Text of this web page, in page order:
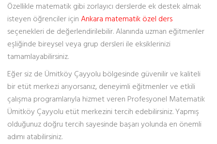
Özellikle matematik gibi zorlayıcı derslerde ek destek almak
isteyen öğrenciler içinAnkara matematik özel ders
seçenekleri de değerlendirilebilir. Alanında uzman eğitmenler
eşliğinde bireysel veya grup dersleri ile eksiklerinizi
tamamlayabilirsiniz.
Eğer siz de Ümitköy Çayyolu bölgesinde güvenilir ve kaliteli
bir etüt merkezi arıyorsanız, deneyimli eğitmenler ve etkili
çalışma programlarıyla hizmet veren Profesyonel Matematik
Ümitköy Çayyolu etüt merkezini tercih edebilirsiniz. Yapmış
olduğunuz doğru tercih sayesinde başarı yolunda en önemli
adımı atabilirsiniz.